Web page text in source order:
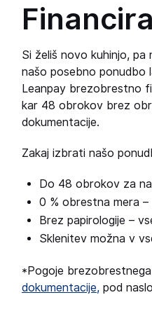
Si želiš novo kuhinjo, pa
našo posebno ponudbo
Leanpay brezobrestno
kar 48 obrokov brez
dokumentacije.
Zakaj izbrati našo
Do 48 obrokov za
0 % obrestna mera
Brez papirologije –
Sklenitev možna v
*Pogoje
dokumentacije, pod